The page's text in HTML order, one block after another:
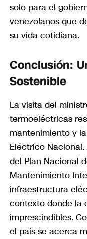
solo para el
venezolanos que
su vida cotidiana.
Conclusión:
Sostenible
La visita del
termoeléctricas
mantenimiento y
Eléctrico
del Plan Nacional
Mantenimiento
infraestructura
contexto donde la
imprescindibles.
el país se acerca